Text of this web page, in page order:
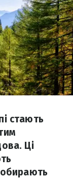
стають
Ці
обирають